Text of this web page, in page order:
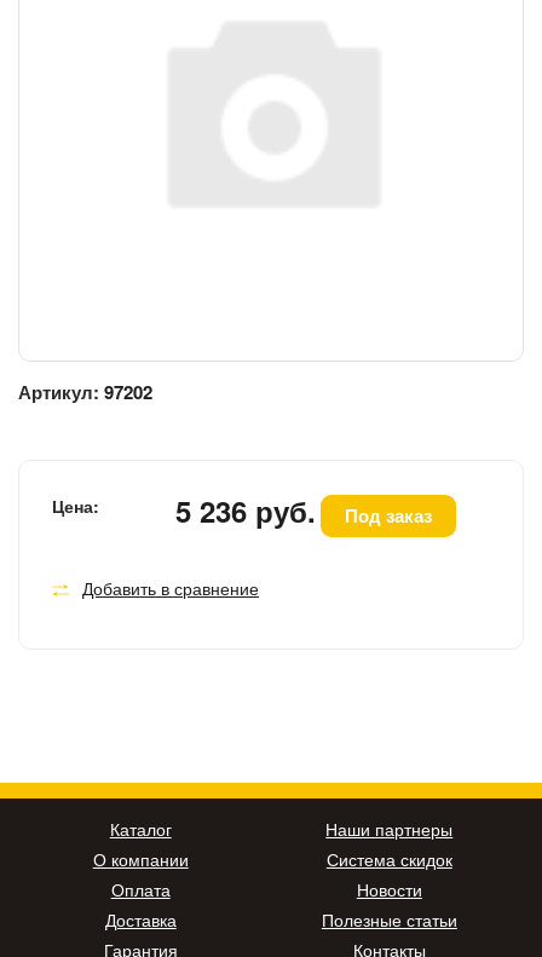
Артикул: 97202
Цена: 5 236 руб. Под заказ
Добавить в сравнение
Каталог
О компании
Оплата
Доставка
Гарантия
Наши партнеры
Система скидок
Новости
Полезные статьи
Контакты